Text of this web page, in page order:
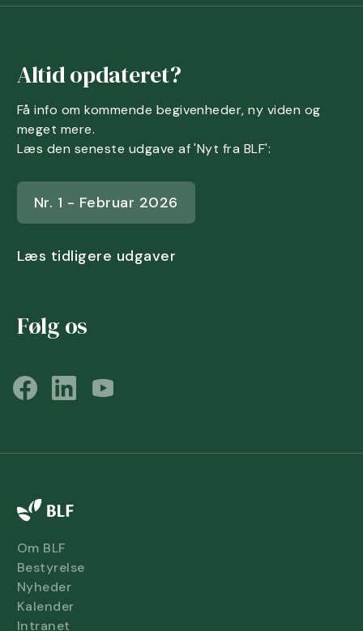
Altid opdateret?
Få info om kommende begivenheder, ny viden og
meget mere.
Læs den seneste udgave af 'Nyt fra BLF':
Nr. 1 - Februar 2026
Læs tidligere udgaver
Følg os
Om BLF
Bestyrelse
Nyheder
Kalender
Intranet